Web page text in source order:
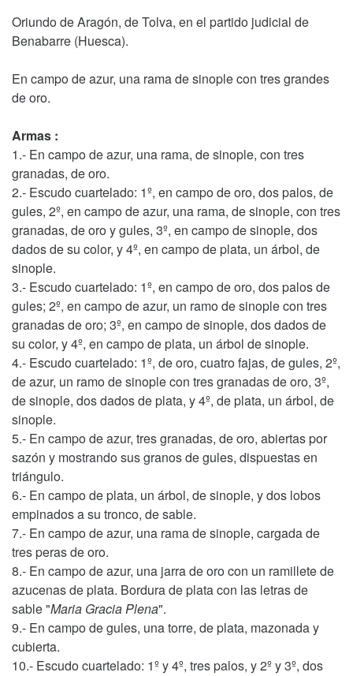
Oriundo de Aragón, de Tolva, en el partido judicial de
Benabarre (Huesca).
En campo de azur, una rama de sinople con tres grandes
de oro.
Armas :
1.- En campo de azur, una rama, de sinople, con tres
granadas, de oro.
2.- Escudo cuartelado: 1º, en campo de oro, dos palos, de
gules, 2º, en campo de azur, una rama, de sinople, con tres
granadas, de oro y gules, 3º, en campo de sinople, dos
dados de su color, y 4º, en campo de plata, un árbol, de
sinople.
3.- Escudo cuartelado: 1º, en campo de oro, dos palos de
gules; 2º, en campo de azur, un ramo de sinople con tres
granadas de oro; 3º, en campo de sinople, dos dados de
su color, y 4º, en campo de plata, un árbol de sinople.
4.- Escudo cuartelado: 1º, de oro, cuatro fajas, de gules, 2º,
de azur, un ramo de sinople con tres granadas de oro, 3º,
de sinople, dos dados de plata, y 4º, de plata, un árbol, de
sinople.
5.- En campo de azur, tres granadas, de oro, abiertas por
sazón y mostrando sus granos de gules, dispuestas en
triángulo.
6.- En campo de plata, un árbol, de sinople, y dos lobos
empinados a su tronco, de sable.
7.- En campo de azur, una rama de sinople, cargada de
tres peras de oro.
8.- En campo de azur, una jarra de oro con un ramillete de
azucenas de plata. Bordura de plata con las letras de
sable "Maria Gracia Plena".
9.- En campo de gules, una torre, de plata, mazonada y
cubierta.
10.- Escudo cuartelado: 1º y 4º, tres palos, y 2º y 3º, dos